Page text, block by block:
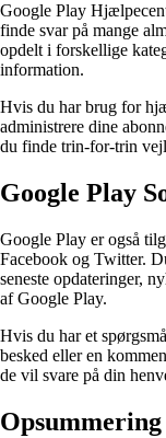
Google Play
finde svar på mange
opdelt i forskellige
information.
Hvis du har brug for
administrere dine
du finde trin-for-trin
Google Play
Google Play er også
Facebook og Twitter.
seneste opdateringer,
af Google Play.
Hvis du har et
besked eller en
de vil svare på din
Opsummering